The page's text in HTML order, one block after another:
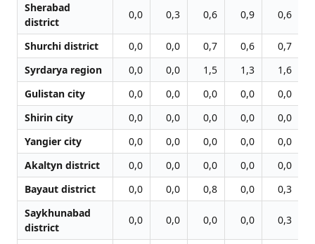
Sherabad
district
0,0 0,3 0,6 0,9 0,6
Shurchi district 0,0 0,0 0,7 0,6
0,7
Syrdarya region
0,0 0,0 1,5 1,3
1,6
Gulistan city
0,0 0,0 0,0 0,0
0,0
Shirin city
0,0 0,0 0,0 0,0
0,0
Yangier city
0,0 0,0 0,0 0,0
0,0
Akaltyn district
0,0 0,0 0,0 0,0
0,0
Bayaut district
0,0 0,0 0,8 0,0
0,3
Saykhunabad
district
0,0 0,0 0,0 0,0 0,3